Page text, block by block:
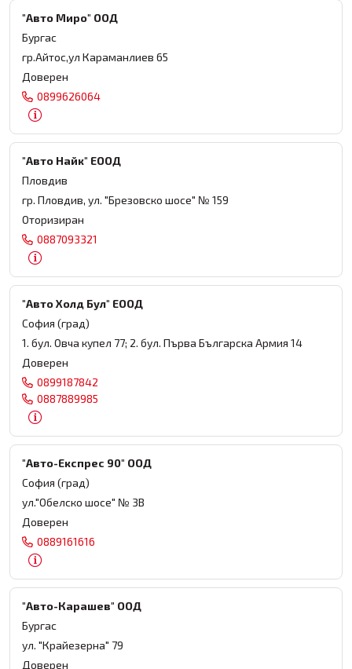
"Авто Миро" ООД
Бургас
гр.Айтос,ул Караманлиев 65
Доверен
0899626064
"Авто Найк" ЕООД
Пловдив
гр. Пловдив, ул. "Брезовско шосе" № 159
Оторизиран
0887093321
"Авто Холд Бул" ЕООД
София (град)
1. бул. Овча купел 77; 2. бул. Първа Българска Армия 14
Доверен
0899187842
0887889985
"Авто-Експрес 90" ООД
София (град)
ул."Обелско шосе" № 3В
Доверен
0889161616
"Авто-Карашев" ООД
Бургас
ул. "Крайезерна" 79
Доверен